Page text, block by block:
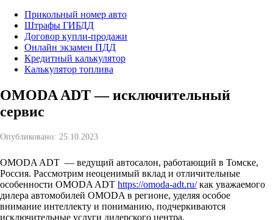
Прикольный номер авто
Штрафы ГИБДД
Договор купли-продажи
Онлайн экзамен ПДД
Кредитный калькулятор
Калькулятор топлива
OMODA ADT — исключительный
сервис
Опубликовано: 25.10.2023
OMODA ADT — ведущий автосалон, работающий в Томске,
Россия. Рассмотрим неоценимый вклад и отличительные
особенности OMODA ADT https://omoda-adt.ru/как уважаемого
дилера автомобилей OMODA в регионе, уделяя особое
внимание интеллекту и пониманию, подчеркиваются
исключительные услуги дилерского центра,